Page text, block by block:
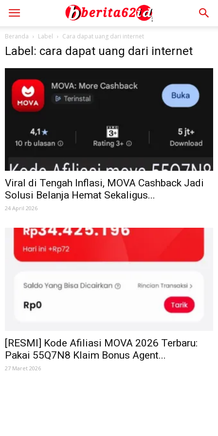
Beranda Label Cara dapat uang dari internet
Label: cara dapat uang dari internet
Viral di Tengah Inflasi, MOVA Cashback Jadi
Solusi Belanja Hemat Sekaligus...
24 April 2026
[RESMI] Kode Afiliasi MOVA 2026 Terbaru:
Pakai 55Q7N8 Klaim Bonus Agent...
27 Maret 2026